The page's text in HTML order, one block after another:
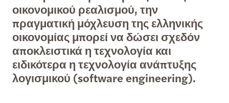
οικονομικού ρεαλισμού, την
πραγματική μόχλευση της ελληνικής
οικονομίας μπορεί να δώσει σχεδόν
αποκλειστικά η τεχνολογία και
ειδικότερα η τεχνολογία ανάπτυξης
λογισμικού (software engineering).